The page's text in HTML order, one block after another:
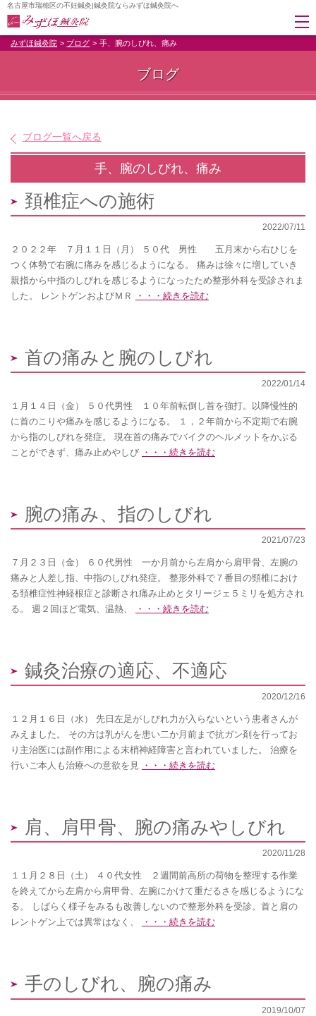
名古屋市瑞穂区の不妊鍼灸|鍼灸院ならみずほ鍼灸院へ
みずほ鍼灸院 ブログ 手、腕のしびれ、痛み
ブログ
ブログ一覧へ戻る
手、腕のしびれ、痛み
頚椎症への施術
2022/07/11
２０２２年 ７月１１日（月） ５０代 男性 五月末から右ひじを
つく体勢で右腕に痛みを感じるようになる。 痛みは徐々に増していき
親指から中指のしびれを感じるようになったため整形外科を受診されま
した。 レントゲンおよびＭＲ
・・・続きを読む
首の痛みと腕のしびれ
2022/01/14
１月１４日（金） ５０代男性 １０年前転倒し首を強打。以降慢性的
に首のこりや痛みを感じるようになる。 １，２年前から不定期で右腕
から指のしびれを発症。 現在首の痛みでバイクのヘルメットをかぶる
ことができず、痛み止めやしび ・・・続きを読む
腕の痛み、指のしびれ
2021/07/23
７月２３日（金） ６０代男性 一か月前から左肩から肩甲骨、左腕の
痛みと人差し指、中指のしびれ発症。 整形外科で７番目の頸椎におけ
る頚椎症性神経根症と診断され痛み止めとタリージェ５ミリを処方され
る。 週２回ほど電気、温熱、
・・・続きを読む
鍼灸治療の適応、不適応
2020/12/16
１２月１６日（水） 先日左足がしびれ力が入らないという患者さんが
みえました。 その方は乳がんを患い二か月前まで抗ガン剤を行ってお
り主治医には副作用による末梢神経障害と言われていました。 治療を
行いご本人も治療への意欲を見 ・・・続きを読む
肩、肩甲骨、腕の痛みやしびれ
2020/11/28
１１月２８日（土） ４０代女性 ２週間前高所の荷物を整理する作業
を終えてから左肩から肩甲骨、左腕にかけて重だるさを感じるようにな
る。 しばらく様子をみるも改善しないので整形外科を受診。首と肩の
レントゲン上では異常はなく、
・・・続きを読む
手のしびれ、腕の痛み
2019/10/07